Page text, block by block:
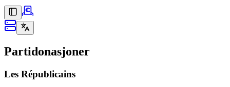
Partidonasjoner
Les Républicains